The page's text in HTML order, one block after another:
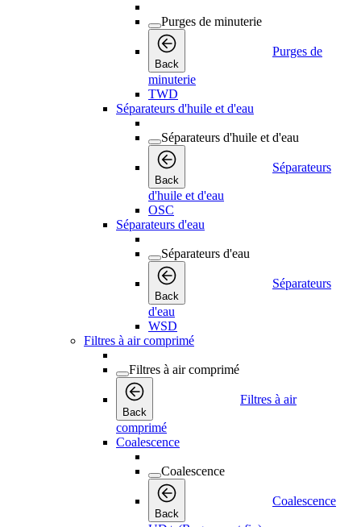
Purges de minuterie
Back
Purges de
minuterie
TWD
Séparateurs d'huile et d'eau
Séparateurs d'huile et d'eau
Back
Séparateurs
d'huile et d'eau
OSC
Séparateurs d'eau
Séparateurs d'eau
Back
Séparateurs
d'eau
WSD
Filtres à air comprimé
Filtres à air comprimé
Back
Filtres à air
comprimé
Coalescence
Coalescence
Back
Coalescence